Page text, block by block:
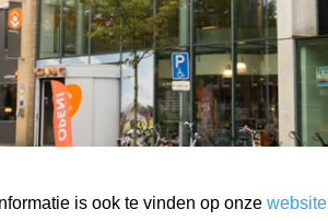
is ook te vinden op onzewebsite